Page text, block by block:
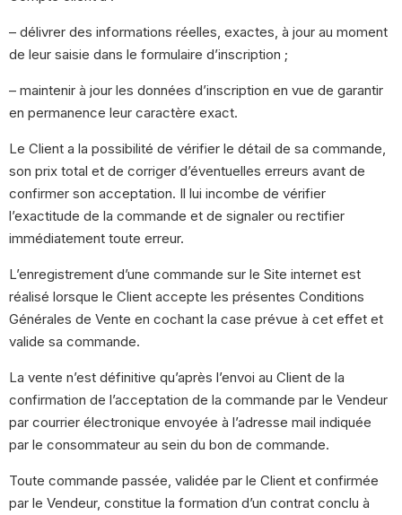
– délivrer des informations réelles, exactes, à jour au moment
de leur saisie dans le formulaire d’inscription ;
– maintenir à jour les données d’inscription en vue de garantir
en permanence leur caractère exact.
Le Client a la possibilité de vérifier le détail de sa commande,
son prix total et de corriger d’éventuelles erreurs avant de
confirmer son acceptation. Il lui incombe de vérifier
l’exactitude de la commande et de signaler ou rectifier
immédiatement toute erreur.
L’enregistrement d’une commande sur le Site internet est
réalisé lorsque le Client accepte les présentes Conditions
Générales de Vente en cochant la case prévue à cet effet et
valide sa commande.
La vente n’est définitive qu’après l’envoi au Client de la
confirmation de l’acceptation de la commande par le Vendeur
par courrier électronique envoyée à l’adresse mail indiquée
par le consommateur au sein du bon de commande.
Toute commande passée, validée par le Client et confirmée
par le Vendeur, constitue la formation d’un contrat conclu à